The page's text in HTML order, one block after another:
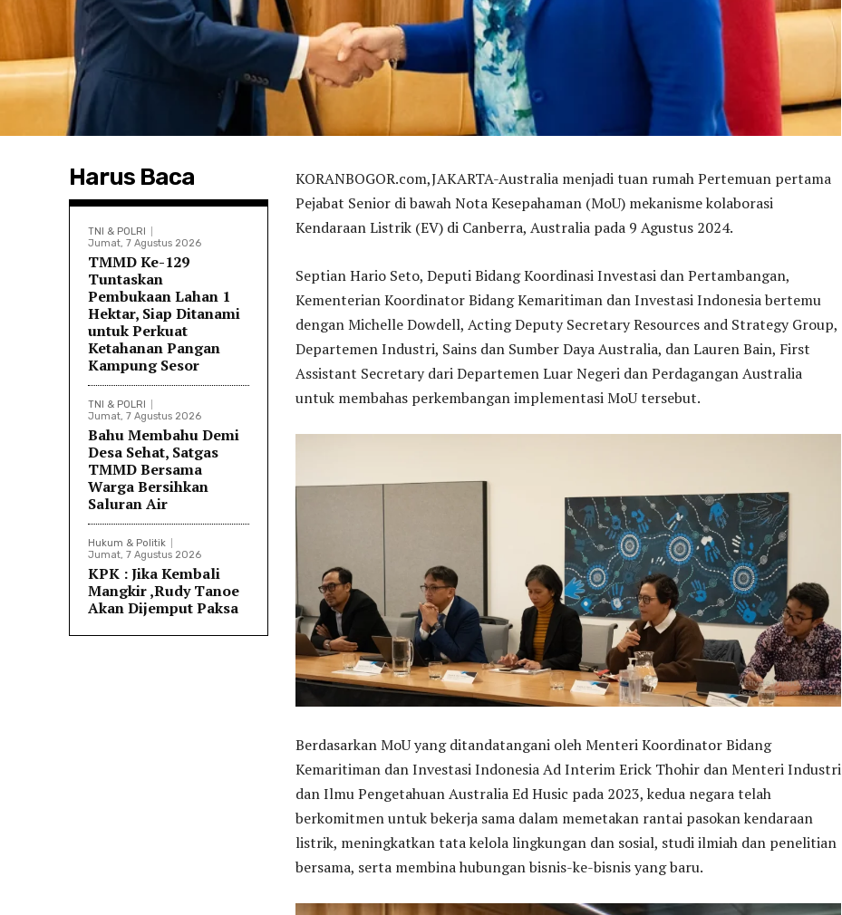
Harus Baca
TNI & POLRI
Jumat, 7 Agustus 2026
TMMD Ke-129
Tuntaskan
Pembukaan Lahan 1
Hektar, Siap Ditanami
untuk Perkuat
Ketahanan Pangan
Kampung Sesor
TNI & POLRI
Jumat, 7 Agustus 2026
Bahu Membahu Demi
Desa Sehat, Satgas
TMMD Bersama
Warga Bersihkan
Saluran Air
Hukum & Politik
Jumat, 7 Agustus 2026
KPK : Jika Kembali
Mangkir ,Rudy Tanoe
Akan Dijemput Paksa
KORANBOGOR.com,JAKARTA-Australia menjadi tuan rumah Pertemuan pertama
Pejabat Senior di bawah Nota Kesepahaman (MoU) mekanisme kolaborasi
Kendaraan Listrik (EV) di Canberra, Australia pada 9 Agustus 2024.
Septian Hario Seto, Deputi Bidang Koordinasi Investasi dan Pertambangan,
Kementerian Koordinator Bidang Kemaritiman dan Investasi Indonesia bertemu
dengan Michelle Dowdell, Acting Deputy Secretary Resources and Strategy Group,
Departemen Industri, Sains dan Sumber Daya Australia, dan Lauren Bain, First
Assistant Secretary dari Departemen Luar Negeri dan Perdagangan Australia
untuk membahas perkembangan implementasi MoU tersebut.
Berdasarkan MoU yang ditandatangani oleh Menteri Koordinator Bidang
Kemaritiman dan Investasi Indonesia Ad Interim Erick Thohir dan Menteri Industri
dan Ilmu Pengetahuan Australia Ed Husic pada 2023, kedua negara telah
berkomitmen untuk bekerja sama dalam memetakan rantai pasokan kendaraan
listrik, meningkatkan tata kelola lingkungan dan sosial, studi ilmiah dan penelitian
bersama, serta membina hubungan bisnis-ke-bisnis yang baru.